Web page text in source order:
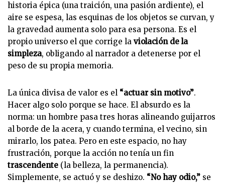
historia épica (una traición, una pasión ardiente), el
aire se espesa, las esquinas de los objetos se curvan, y
la gravedad aumenta solo para esa persona. Es el
propio universo el que corrige la violación de la
simpleza, obligando al narrador a detenerse por el
peso de su propia memoria.
La única divisa de valor es el “actuar sin motivo”.
Hacer algo solo porque se hace. El absurdo es la
norma: un hombre pasa tres horas alineando guijarros
al borde de la acera, y cuando termina, el vecino, sin
mirarlo, los patea. Pero en este espacio, no hay
frustración, porque la acción no tenía un fin
trascendente (la belleza, la permanencia).
Simplemente, se actuó y se deshizo. “No hay odio,” se